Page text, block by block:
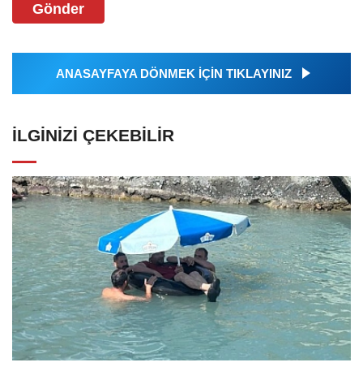
Gönder
ANASAYFAYA DÖNMEK İÇİN TIKLAYINIZ
İLGINIZI ÇEKEBILIR